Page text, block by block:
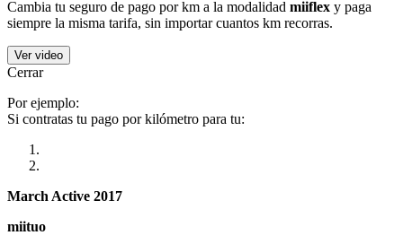
Cambia tu seguro de pago por km a la modalidad miiflex y paga
siempre la misma tarifa, sin importar cuantos km recorras.
Ver video
Cerrar
Por ejemplo:
Si contratas tu pago por kilómetro para tu:
March Active 2017
miituo